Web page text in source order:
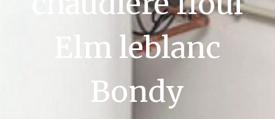
Elm leblanc
Bondy